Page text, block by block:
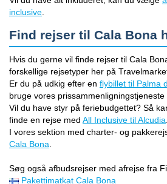
inclusive.
Find rejser til Cala Bona
Hvis du gerne vil finde rejser til Cala
forskellige rejsetyper her på
Er du på udkig efter en flybillet til Palma
bruge vores
Vil du have styr på feriebudgettet? Så
finde en rejse med All Inclusive til Alcudia.
I vores sektion med charter- og
Cala Bona.
Søg også afbudsrejser med afrejse fra
Pakettimatkat Cala Bona